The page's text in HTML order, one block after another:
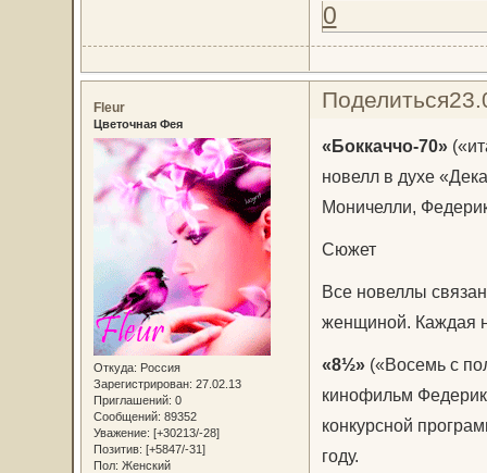
0
Поделиться
Fleur
Цветочная Фея
Откуда: Россия
Зарегистрирован: 27.02.13
Приглашений: 0
Сообщений: 89352
Уважение: [+30213/-28]
Позитив: [+5847/-31]
Пол: Женский
«Боккаччо-70»
новелл в духе
Моничелли,
Сюжет
Все новеллы
женщиной. Каждая
«8½»(«Восемь с
кинофильм
конкурсной
году.